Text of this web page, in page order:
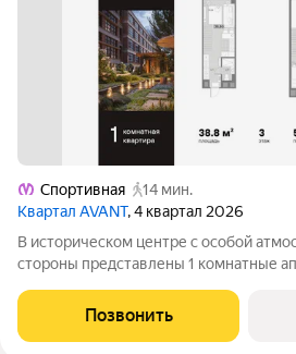
Спортивная
14 мин.
Квартал AVANT, 4 квартал 2026
В историческом центре с особой
стороны представлены 1 комнатные
представлены уникальные Life-work
лофта. Окружение корпуса
Позвонить